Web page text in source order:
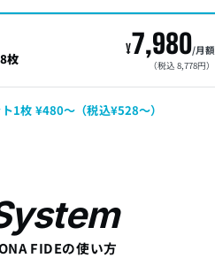
枚 7,980/月額
（税込 8,778円）
1枚 ¥480〜（税込¥528〜）
FIDEの使い方